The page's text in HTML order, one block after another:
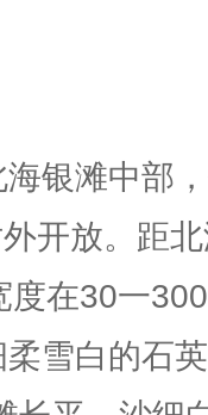
银滩中部
开放。距
在30一
雪白的石